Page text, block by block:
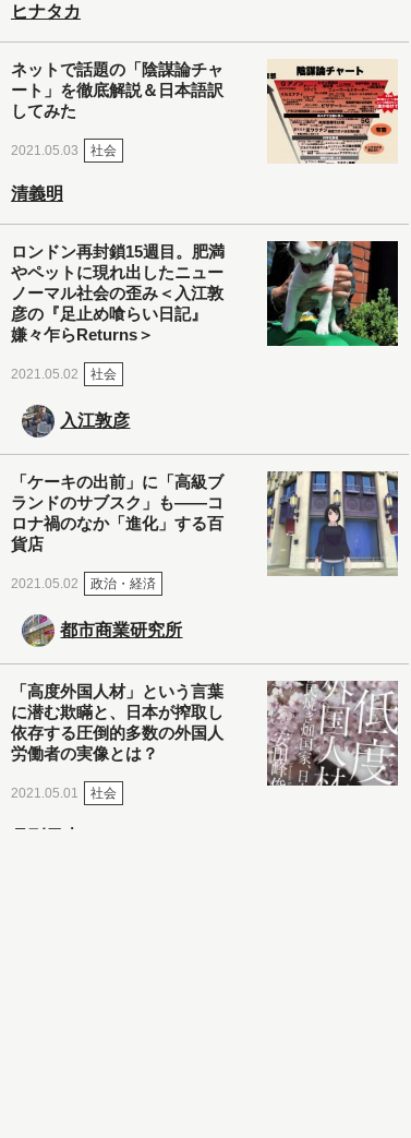
ヒナタカ
ネットで話題の「陰謀論チャ
ート」を徹底解説＆日本語訳
してみた
2021.05.03 社会
清義明
ロンドン再封鎖15週目。肥満
やペットに現れ出したニュー
ノーマル社会の歪み＜入江敦
彦の『足止め喰らい日記』
嫌々乍らReturns＞
2021.05.02 社会
入江敦彦
「ケーキの出前」に「高級ブ
ランドのサブスク」も――コ
ロナ禍のなか「進化」する百
貨店
2021.05.02 政治・経済
都市商業研究所
「高度外国人材」という言葉
に潜む欺瞞と、日本が搾取し
依存する圧倒的多数の外国人
労働者の実像とは？
2021.05.01 社会